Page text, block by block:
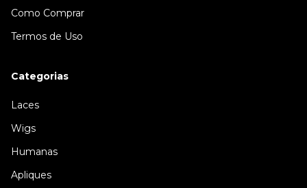
Como Comprar
Termos de Uso
Categorias
Laces
Wigs
Humanas
Apliques